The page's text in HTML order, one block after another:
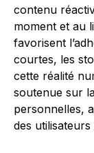
contenu
moment et au
favorisent
courtes, les
cette réalité
soutenue sur
personnelles,
des